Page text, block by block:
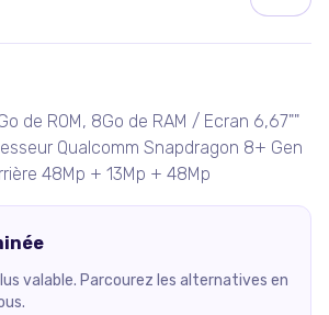
produit
de ROM, 8Go de RAM / Ecran 6,67""
Qualcomm Snapdragon 8+ Gen
48Mp + 13Mp + 48Mp
valable. Parcourez les alternatives en